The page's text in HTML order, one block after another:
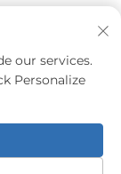
CITY
-Zásady
our services.
Personalize